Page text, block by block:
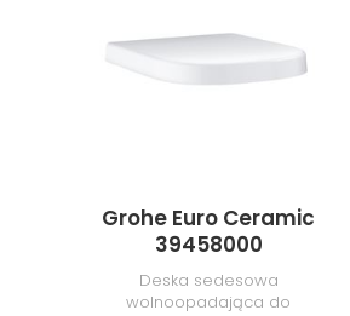
o/podwójny, powłoka
Superglaze, bez deski
1 060,00 PLN
Grohe Euro Ceramic
39458000
Deska sedesowa
wolnoopadająca do